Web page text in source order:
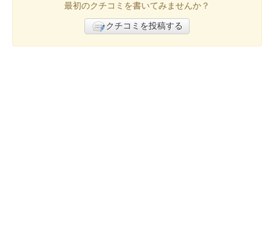
最初のクチコミを書いてみませんか？
クチコミを投稿する